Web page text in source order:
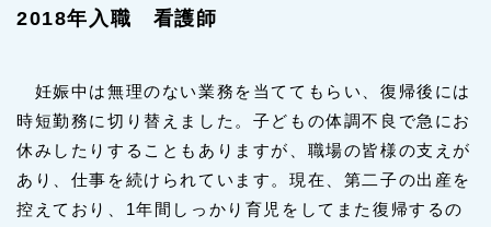
2018年入職 看護師
妊娠中は無理のない業務を当ててもらい、復帰後には
時短勤務に切り替えました。子どもの体調不良で急にお
休みしたりすることもありますが、職場の皆様の支えが
あり、仕事を続けられています。現在、第二子の出産を
控えており、1年間しっかり育児をしてまた復帰するの